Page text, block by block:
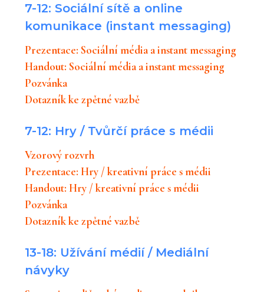
7-12: Sociální sítě a online
komunikace (instant messaging)
Prezentace: Sociální média a instant messaging
Handout: Sociální média a instant messaging
Pozvánka
Dotazník ke zpětné vazbě
7-12: Hry / Tvůrčí práce s médii
Vzorový rozvrh
Prezentace: Hry / kreativní práce s médii
Handout: Hry / kreativní práce s médii
Pozvánka
Dotazník ke zpětné vazbě
13-18: Užívání médií / Mediální
návyky